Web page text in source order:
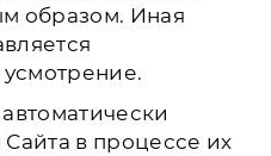
образом. Иная
в процессе их